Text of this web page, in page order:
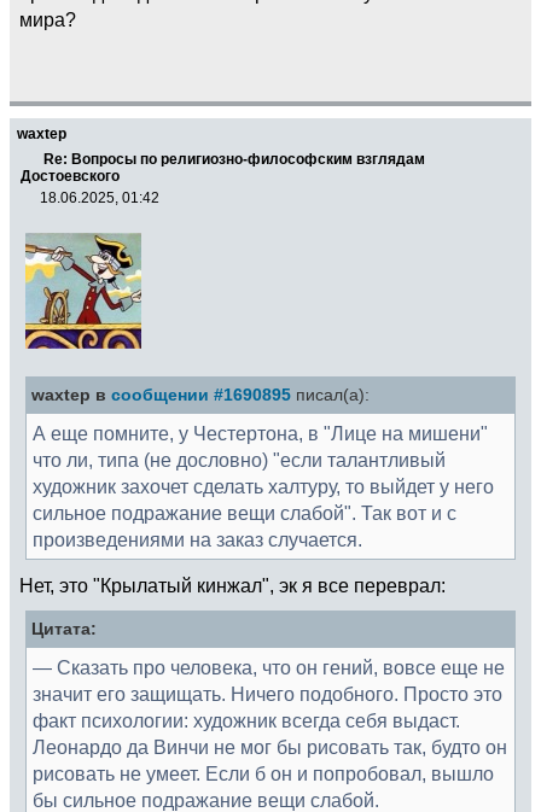
мира?
waxtep
Re: Вопросы по религиозно-философским взглядам
Достоевского
18.06.2025, 01:42
waxtep в сообщении #1690895 писал(а):
А еще помните, у Честертона, в "Лице на мишени"
что ли, типа (не дословно) "если талантливый
художник захочет сделать халтуру, то выйдет у него
сильное подражание вещи слабой". Так вот и с
произведениями на заказ случается.
Нет, это "Крылатый кинжал", эк я все переврал:
Цитата:
— Сказать про человека, что он гений, вовсе еще не
значит его защищать. Ничего подобного. Просто это
факт психологии: художник всегда себя выдаст.
Леонардо да Винчи не мог бы рисовать так, будто он
рисовать не умеет. Если б он и попробовал, вышло
бы сильное подражание вещи слабой.